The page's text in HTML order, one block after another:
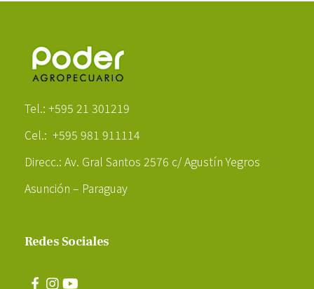
Tel.: +595 21 301219
Cel.: +595 981 911114
Direcc.: Av. Gral Santos 2576 c/ Agustín Yegros
Asunción – Paraguay
Redes Sociales